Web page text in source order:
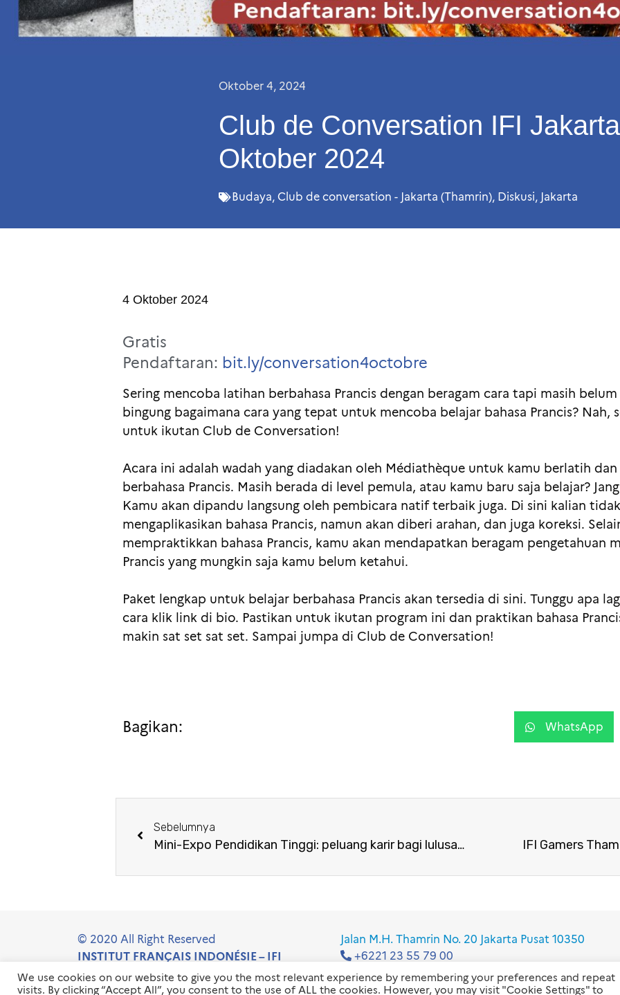
Oktober 4, 2024
Club de Conversation IFI
Oktober 2024
Budaya, Club de conversation - Jakarta (Thamrin), Diskusi, Jakarta
4 Oktober 2024
Gratis
Pendaftaran: bit.ly/conversation4octobre
Sering mencoba latihan berbahasa Prancis dengan beragam cara tapi masih
bingung bagaimana cara yang tepat untuk mencoba belajar bahasa Prancis? Nah,
untuk ikutan Club de Conversation!
Acara ini adalah wadah yang diadakan oleh Médiathèque untuk kamu berlatih
berbahasa Prancis. Masih berada di level pemula, atau kamu baru saja belajar?
Kamu akan dipandu langsung oleh pembicara natif terbaik juga. Di sini kalian
mengaplikasikan bahasa Prancis, namun akan diberi arahan, dan juga koreksi.
mempraktikkan bahasa Prancis, kamu akan mendapatkan beragam pengetahuan
Prancis yang mungkin saja kamu belum ketahui.
Paket lengkap untuk belajar berbahasa Prancis akan tersedia di sini. Tunggu apa
cara klik link di bio. Pastikan untuk ikutan program ini dan praktikan bahasa
makin sat set sat set. Sampai jumpa di Club de Conversation!
Bagikan: WhatsApp
Sebelumnya
Mini-Expo Pendidikan Tinggi: peluang karir bagi lulusan Sekolah Bisnis Prancis IFI Gamers
© 2020 All Right Reserved
INSTITUT FRANÇAIS INDONÉSIE – IFI
Jalan M.H. Thamrin No. 20 Jakarta Pusat 10350
+6221 23 55 79 00
info@ifi-id.com
We use cookies on our website to give you the most relevant experience by remembering your preferences and repeat
visits. By clicking “Accept All”, you consent to the use of ALL the cookies. However, you may visit "Cookie Settings" to